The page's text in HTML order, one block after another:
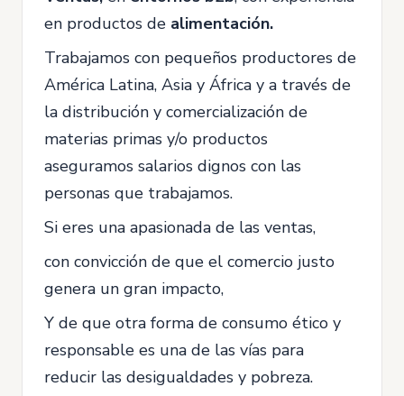
en productos de alimentación.
Trabajamos con pequeños productores de
América Latina, Asia y África y a través de
la distribución y comercialización de
materias primas y/o productos
aseguramos salarios dignos con las
personas que trabajamos.
Si eres una apasionada de las ventas,
con convicción de que el comercio justo
genera un gran impacto,
Y de que otra forma de consumo ético y
responsable es una de las vías para
reducir las desigualdades y pobreza.